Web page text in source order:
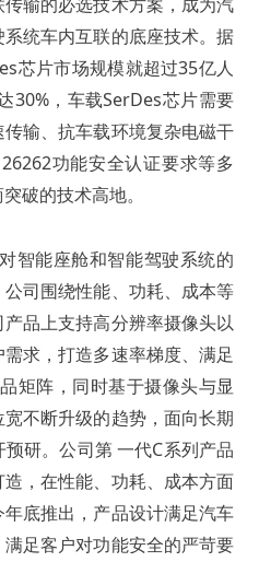
统车内互联的底座技术。据
芯片市场规模就超过35亿人
30%，车载SerDes芯片需要
输、抗车载环境复杂电磁干
功能安全认证要求等多
破的技术高地。
智能座舱和智能驾驶系统的
司围绕性能、功耗、成本等
品上支持高分辨率摄像头以
求，打造多速率梯度、满足
矩阵，同时基于摄像头与显
不断升级的趋势，面向长期
研。公司第 一代C系列产品
，在性能、功耗、成本方面
底推出，产品设计满足汽车
足客户对功能安全的严苛要